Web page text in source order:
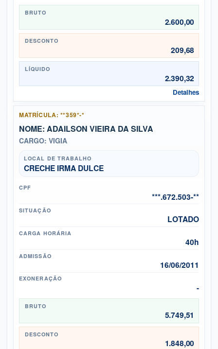
BRUTO
2.600,00
DESCONTO
209,68
LÍQUIDO
2.390,32
Detalhes
MATRÍCULA: **359*-*
NOME: ADAILSON VIEIRA DA SILVA
CARGO: VIGIA
LOCAL DE TRABALHO
CRECHE IRMA DULCE
CPF
***.672.503-**
SITUAÇÃO
LOTADO
CARGA HORÁRIA
40h
ADMISSÃO
16/06/2011
EXONERAÇÃO
-
BRUTO
5.749,51
DESCONTO
1.848,00